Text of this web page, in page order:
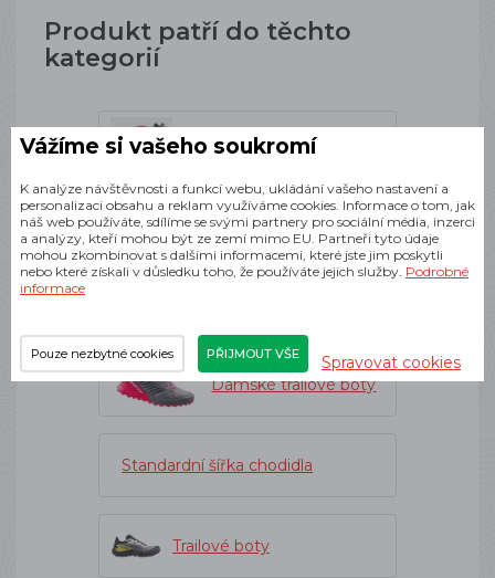
Produkt patří do těchto
kategorií
Běžecké boty
Dámské boty
Dámské trailové boty
Standardní šířka chodidla
Trailové boty
Vážíme si vašeho soukromí
K analýze návštěvnosti a funkcí webu, ukládání vašeho nastavení a
personalizaci obsahu a reklam využíváme cookies. Informace o tom, jak
náš web používáte, sdílíme se svými partnery pro sociální média, inzerci
a analýzy, kteří mohou být ze zemí mimo EU. Partneři tyto údaje
mohou zkombinovat s dalšími informacemi, které jste jim poskytli
nebo které získali v důsledku toho, že používáte jejich služby. Podrobné
informace
Pouze nezbytné cookies PŘIJMOUT VŠE Spravovat cookies